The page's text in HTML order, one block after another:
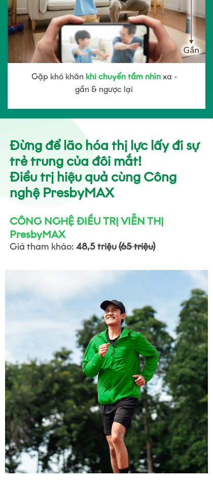
Gặp khó khăn khi chuyển tầm nhìnxa -
gần & ngược lại
Đừng để lão hóa thị lực lấy đi sự
trẻ trung của đôi mắt!
Điều trị hiệu quả cùng Công
nghệ PresbyMAX
CÔNG NGHỆ ĐIỀU TRỊ VIỄN THỊ
PresbyMAX
Giá tham khảo: 48,5 triệu(65 triệu)